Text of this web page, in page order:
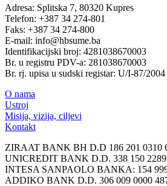
Adresa: Splitska 7, 80320 Kupres
Telefon: +387 34 274-801
Faks: +387 34 274-800
E-mail: info@hbsume.ba
Identifikacijski broj: 4281038670003
Br. u registru PDV-a: 281038670003
Br. rj. upisa u sudski registar: U/I-87/2004
O nama
Ustroj
Misija, vizija, ciljevi
Kontakt
ZIRAAT BANK BH D.D 186 201 0310
UNICREDIT BANK D.D. 338 150 2289
INTESA SANPAOLO BANKA: 154
ADDIKO BANK D.D. 306 009 0000